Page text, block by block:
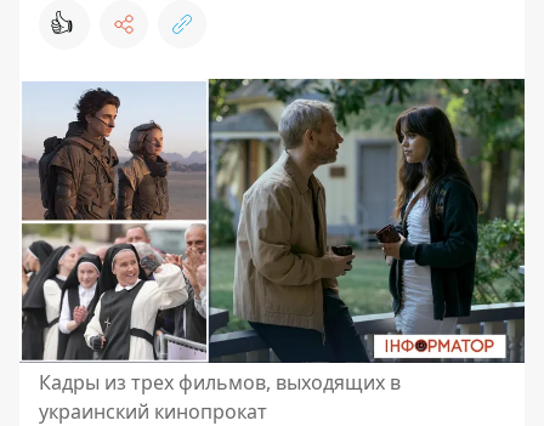
👍
Кадры из трех фильмов, выходящих в
украинский кинопрокат